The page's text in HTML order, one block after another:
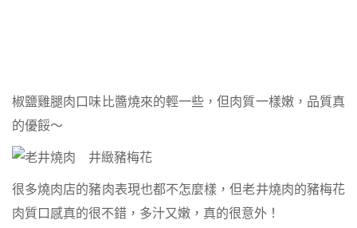
椒鹽雞腿肉口味比醬燒來的輕一些，但肉質一樣嫩，品質真
的優餒～
很多燒肉店的豬肉表現也都不怎麼樣，但老井燒肉的豬梅花
肉質口感真的很不錯，多汁又嫩，真的很意外！